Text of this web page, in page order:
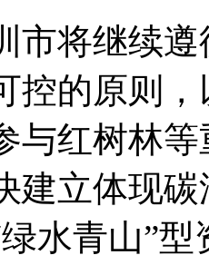
市将继续
控的原则
与红树林
建立体现
水青山”